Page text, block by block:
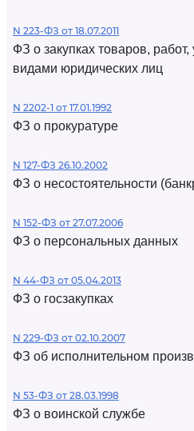
N 223-ФЗ от 18.07.2011
ФЗ о закупках товаров,
видами юридических лиц
N 2202-1 от 17.01.1992
ФЗ о прокуратуре
N 127-ФЗ 26.10.2002
ФЗ о несостоятельности
N 152-ФЗ от 27.07.2006
ФЗ о персональных данных
N 44-ФЗ от 05.04.2013
ФЗ о госзакупках
N 229-ФЗ от 02.10.2007
ФЗ об исполнительном
N 53-ФЗ от 28.03.1998
ФЗ о воинской службе